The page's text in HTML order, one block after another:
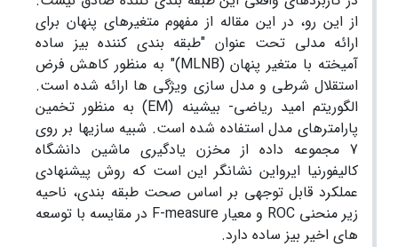
از این رو، در این مقاله از مفهوم متغیرهای پنهان برای
ارائه مدلی تحت عنوان "طبقه ­بندی کننده بیز ساده
آمیخته با متغیر پنهان (MLNB)" به منظور کاهش فرض
استقلال شرطی و مدل­ سازی ویژگی­ ها ارائه شده است.
الگوریتم امید ریاضی- بیشینه (EM) به منظور تخمین
پارامترهای مدل استفاده شده است. شبیه سازی­ها بر روی
7 مجموعه داده از مخزن یادگیری ماشین دانشگاه
کالیفورنیا ایرواین نشانگر این است که روش پیشنهادی
عملکرد قابل توجهی بر اساس صحت طبقه ­بندی، ناحیه
زیر منحنی ROC و معیار F-measure در مقایسه با توسعه
­های اخیر بیز ساده دارد.